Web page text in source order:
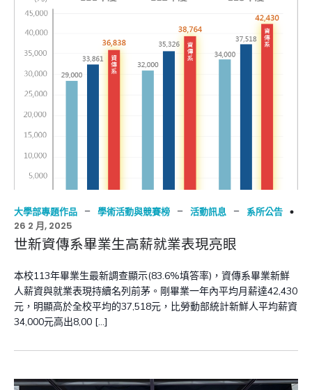
大學部專題作品 – 學術活動與競賽榜 – 活動訊息 – 系所公告
26 2 月, 2025
世新資傳系畢業生高薪就業表現亮眼
本校113年畢業生最新調查顯示(83.6%填答率)，資傳系畢業新鮮
人薪資與就業表現持續名列前茅。剛畢業一年內平均月薪達42,430
元，明顯高於全校平均的37,518元，比勞動部統計新鮮人平均薪資
34,000元高出8,00 […]